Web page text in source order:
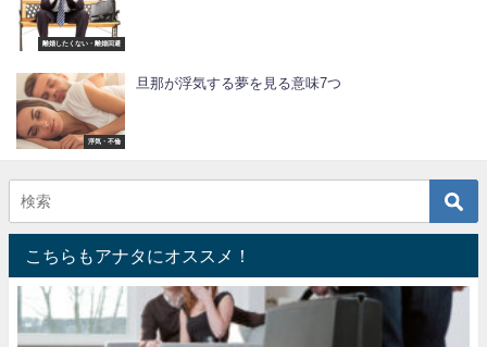
離婚したくない・離婚回避
浮気・不倫
旦那が浮気する夢を見る意味7つ
こちらもアナタにオススメ！